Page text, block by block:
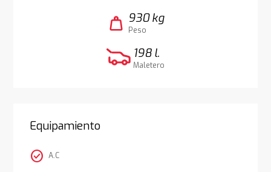
weight 930 kg
Peso
198 l.
Maletero
Equipamiento
check_circle A.C